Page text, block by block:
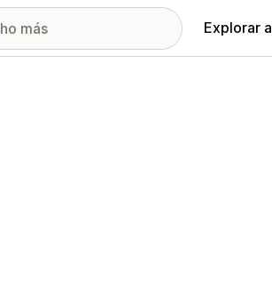
Explorar